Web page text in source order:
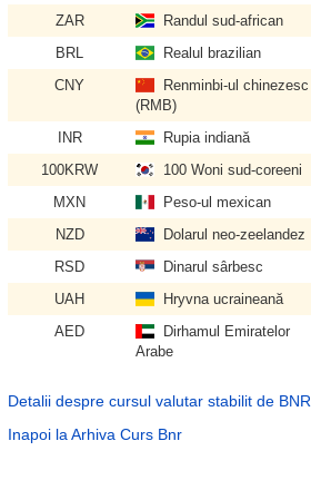
ZAR
Randul sud-african
BRL
Realul brazilian
CNY
Renminbi-ul chinezesc
(RMB)
INR Rupia indiană
100KRW
100 Woni sud-coreeni
MXN
Peso-ul mexican
NZD
Dolarul neo-zeelandez
RSD
Dinarul sârbesc
UAH
Hryvna ucraineană
AED
Dirhamul Emiratelor
Arabe
Detalii despre cursul valutar stabilit de BNR
Inapoi la Arhiva Curs Bnr